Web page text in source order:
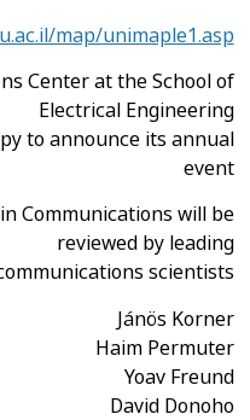
map/unimaple1.asp
Center at the School of
Electrical Engineering
to announce its annual
event
Communications will be
reviewed by leading
scientists:
Jánös Korner
Haim Permuter
Yoav Freund
David Donoho